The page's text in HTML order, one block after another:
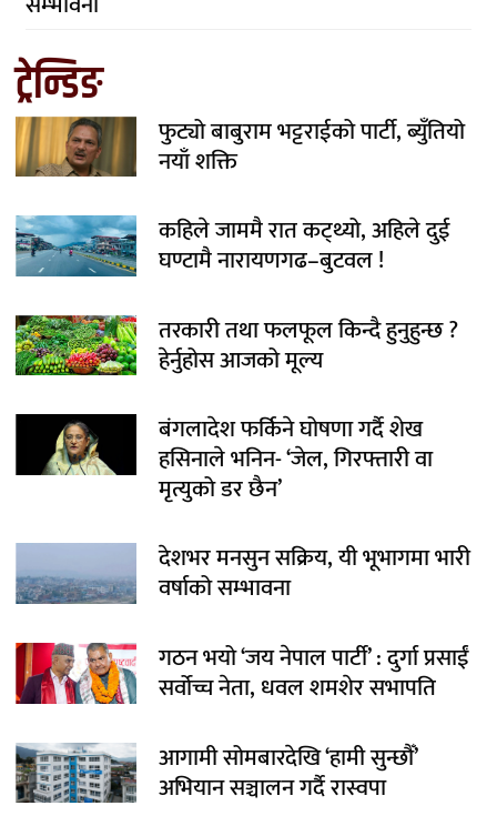
ट्रेन्डिङ
फुट्यो बाबुराम भट्टराईको पार्टी, ब्युँतियो
नयाँ शक्ति
कहिले जाममै रात कट्थ्यो, अहिले दुई
घण्टामै नारायणगढ–बुटवल !
तरकारी तथा फलफूल किन्दै हुनुहुन्छ ?
हेर्नुहोस आजको मूल्य
बंगलादेश फर्किने घोषणा गर्दै शेख
हसिनाले भनिन- ‘जेल, गिरफ्तारी वा
मृत्युको डर छैन’
देशभर मनसुन सक्रिय, यी भूभागमा भारी
वर्षाको सम्भावना
गठन भयो ‘जय नेपाल पार्टी’ : दुर्गा प्रसाईं
सर्वोच्च नेता, धवल शमशेर सभापति
आगामी सोमबारदेखि ‘हामी सुन्छौँ’
अभियान सञ्चालन गर्दै रास्वपा